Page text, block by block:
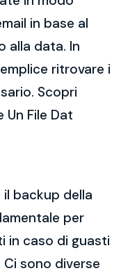
in base al
alla data. In
ritrovare i
Scopri
File Dat
backup della
per
in caso di guasti
sono diverse